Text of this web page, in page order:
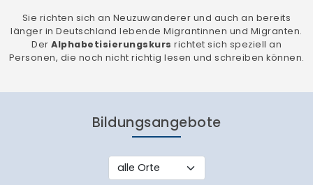
Sie richten sich an Neuzuwanderer und auch an bereits
länger in Deutschland lebende Migrantinnen und Migranten.
Der Alphabetisierungskurs richtet sich speziell an
Personen, die noch nicht richtig lesen und schreiben können.